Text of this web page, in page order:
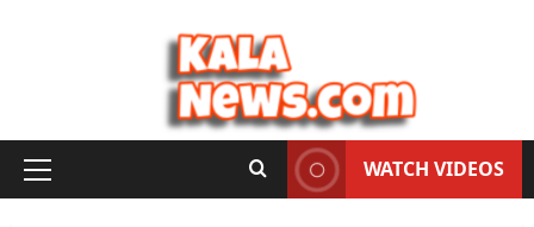
Primary
WATCH VIDEOS